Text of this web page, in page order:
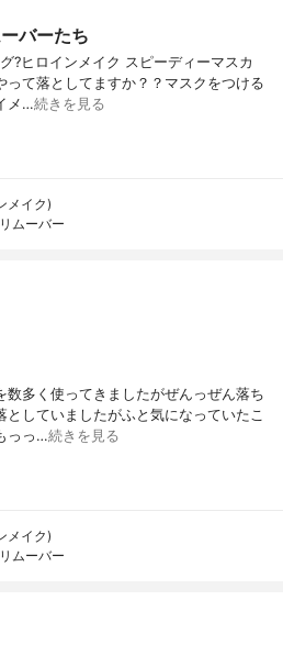
バーたち
?ヒロインメイク スピーディーマスカ
って落としてますか？？マスクをつける
メ…続きを見る
メイク)
ムーバー
数多く使ってきましたがぜんっぜん落ち
していましたがふと気になっていたこ
っっ…続きを見る
メイク)
ムーバー